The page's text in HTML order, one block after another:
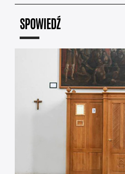
SPOWIEDŹ